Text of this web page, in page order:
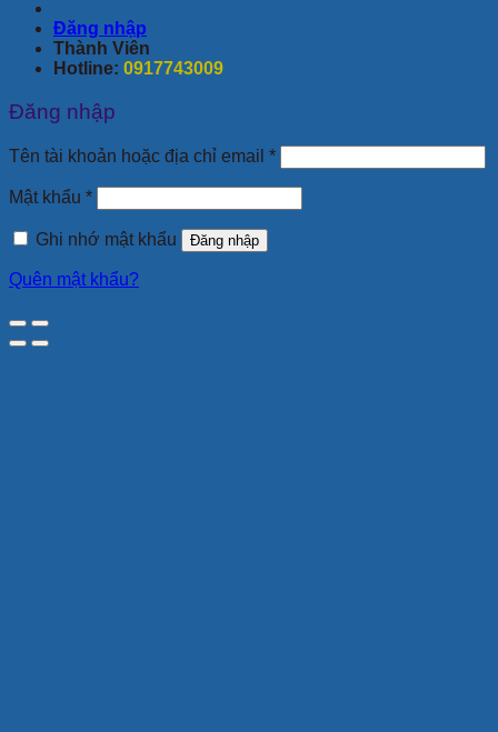
Đăng nhập
Thành Viên
Hotline: 0917743009
Đăng nhập
Tên tài khoản hoặc địa chỉ email *Bắt
buộc
Mật khẩu *Bắt
buộc
Ghi nhớ mật khẩu
Đăng nhập
Quên mật khẩu?